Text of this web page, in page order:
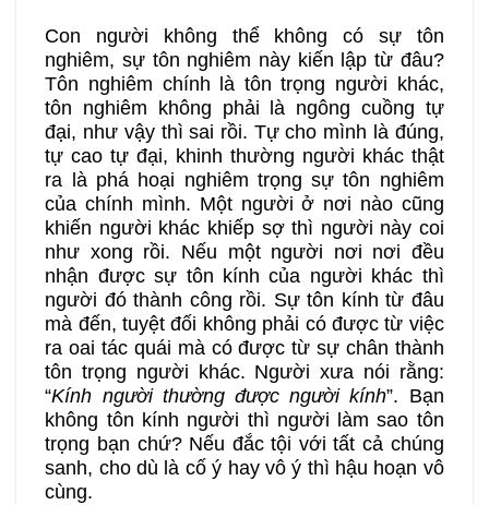
Con người không thể không có sự tôn
nghiêm, sự tôn nghiêm này kiến lập từ đâu?
Tôn nghiêm chính là tôn trọng người khác,
tôn nghiêm không phải là ngông cuồng tự
đại, như vậy thì sai rồi. Tự cho mình là đúng,
tự cao tự đại, khinh thường người khác thật
ra là phá hoại nghiêm trọng sự tôn nghiêm
của chính mình. Một người ở nơi nào cũng
khiến người khác khiếp sợ thì người này coi
như xong rồi. Nếu một người nơi nơi đều
nhận được sự tôn kính của người khác thì
người đó thành công rồi. Sự tôn kính từ đâu
mà đến, tuyệt đối không phải có được từ việc
ra oai tác quái mà có được từ sự chân thành
tôn trọng người khác. Người xưa nói rằng:
“Kính người thường được người kính”. Bạn
không tôn kính người thì người làm sao tôn
trọng bạn chứ? Nếu đắc tội với tất cả chúng
sanh, cho dù là cố ý hay vô ý thì hậu hoạn vô
cùng.